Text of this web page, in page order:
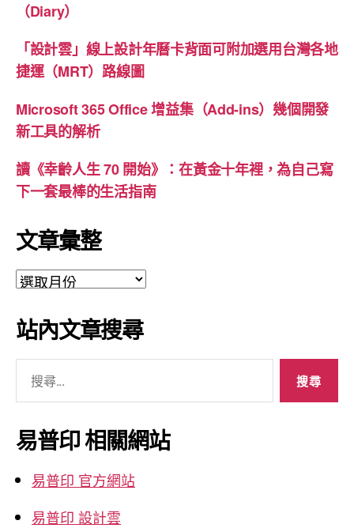
（Diary）
「設計雲」線上設計年曆卡背面可附加選用台灣各地
捷運（MRT）路線圖
Microsoft 365 Office 增益集（Add-ins）幾個開發
新工具的解析
讀《幸齡人生 70 開始》：在黃金十年裡，為自己寫
下一套最棒的生活指南
文章彙整
文
彙
整
站內文章搜尋
關
鍵
字:
易普印 相關網站
易普印 官方網站
易普印 設計雲